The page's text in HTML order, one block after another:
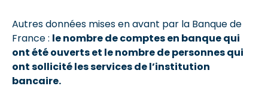
Autres données mises en avant par la Banque de
France : le nombre de comptesen banquequi
ont été ouvertset le nombre de personnes qui
ontsollicitéles servicesde l’institution
bancaire.